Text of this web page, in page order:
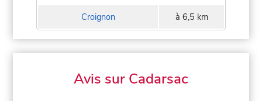
Croignon à 6,5 km
Avis sur Cadarsac